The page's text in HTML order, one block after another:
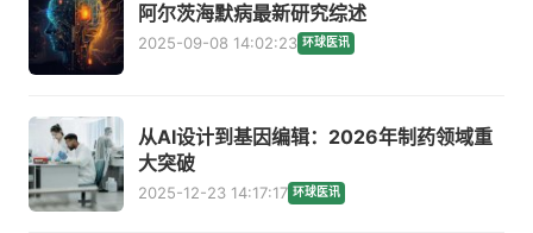
阿尔茨海默病最新研究综述
2025-09-08 14:02:23 环球医讯
从AI设计到基因编辑：2026年制药领域重
大突破
2025-12-23 14:17:17 环球医讯